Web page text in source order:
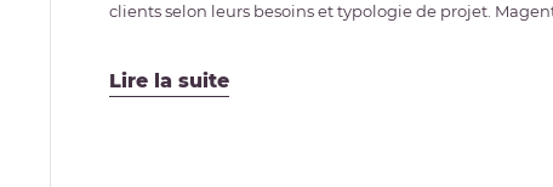
clients selon leurs besoins et typologie de projet.
Lire la suite